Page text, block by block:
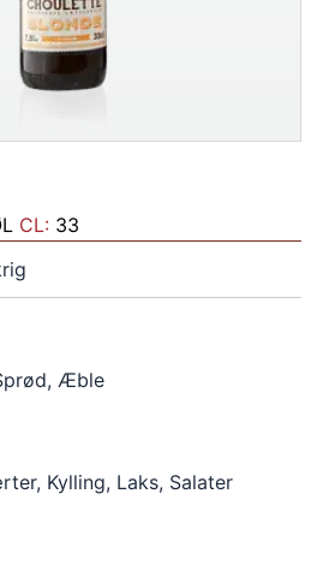
CL: 33
Æble
Kylling, Laks, Salater